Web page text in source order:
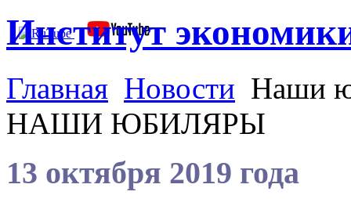
Институт
Главная Новости Наши
НАШИ ЮБИЛЯРЫ
13 октября 2019 года